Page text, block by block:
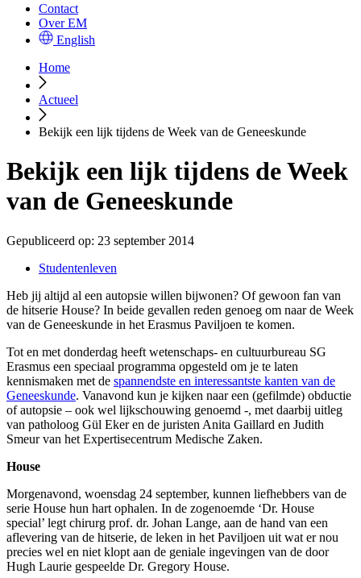
Contact
Over EM
English
Home
Actueel
Bekijk een lijk tijdens de Week van de Geneeskunde
Bekijk een lijk tijdens de Week
van de Geneeskunde
Gepubliceerd op: 23 september 2014
Studentenleven
Heb jij altijd al een autopsie willen bijwonen? Of gewoon fan van
de hitserie House? In beide gevallen reden genoeg om naar de Week
van de Geneeskunde in het Erasmus Paviljoen te komen.
Tot en met donderdag heeft wetenschaps- en cultuurbureau SG
Erasmus een speciaal programma opgesteld om je te laten
kennismaken met de spannendste en interessantste kanten van de
Geneeskunde. Vanavond kun je kijken naar een (gefilmde) obductie
of autopsie – ook wel lijkschouwing genoemd -, met daarbij uitleg
van patholoog Gül Eker en de juristen Anita Gaillard en Judith
Smeur van het Expertisecentrum Medische Zaken.
House
Morgenavond, woensdag 24 september, kunnen liefhebbers van de
serie House hun hart ophalen. In de zogenoemde ‘Dr. House
special’ legt chirurg prof. dr. Johan Lange, aan de hand van een
aflevering van de hitserie, de leken in het Paviljoen uit wat er nou
precies wel en niet klopt aan de geniale ingevingen van de door
Hugh Laurie gespeelde Dr. Gregory House.